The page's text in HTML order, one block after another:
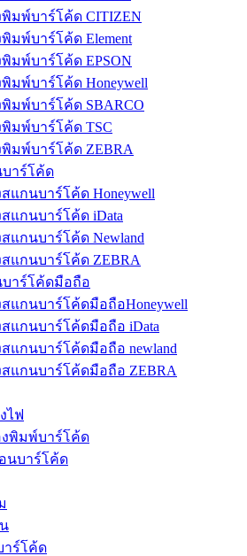
พิมพ์บาร์โค้ด CITIZEN
พิมพ์บาร์โค้ด Element
พิมพ์บาร์โค้ด EPSON
พิมพ์บาร์โค้ด Honeywell
พิมพ์บาร์โค้ด SBARCO
พิมพ์บาร์โค้ด TSC
พิมพ์บาร์โค้ด ZEBRA
บาร์โค้ด
สแกนบาร์โค้ด Honeywell
สแกนบาร์โค้ด iData
สแกนบาร์โค้ด Newland
สแกนบาร์โค้ด ZEBRA
บาร์โค้ดมือถือ
สแกนบาร์โค้ดมือถือHoneywell
สแกนบาร์โค้ดมือถือ iData
สแกนบาร์โค้ดมือถือ newland
สแกนบาร์โค้ดมือถือ ZEBRA
ไฟ
งพิมพ์บาร์โค้ด
นบาร์โค้ด
าร์โค้ด